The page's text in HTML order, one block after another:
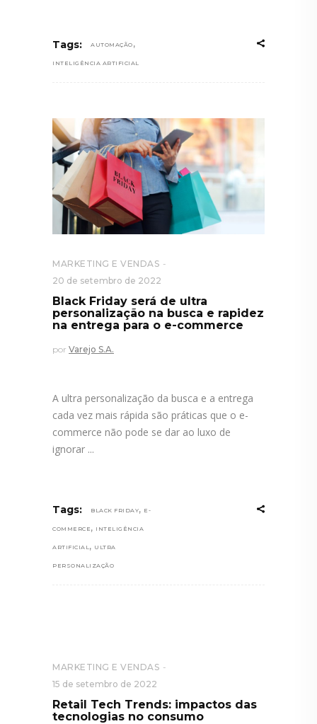
Tags: AUTOMAÇÃO ,
INTELIGÊNCIA ARTIFICIAL
MARKETING E VENDAS
20 de setembro de 2022
Black Friday será de ultra
personalização na busca e rapidez
na entrega para o e-commerce
por Varejo S.A.
A ultra personalização da busca e a entrega
cada vez mais rápida são práticas que o e-
commerce não pode se dar ao luxo de
ignorar
Tags: BLACK FRIDAY, E-
COMMERCE , INTELIGÊNCIA
ARTIFICIAL , ULTRA
PERSONALIZAÇÃO
MARKETING E VENDAS
15 de setembro de 2022
Retail Tech Trends: impactos das
tecnologias no consumo